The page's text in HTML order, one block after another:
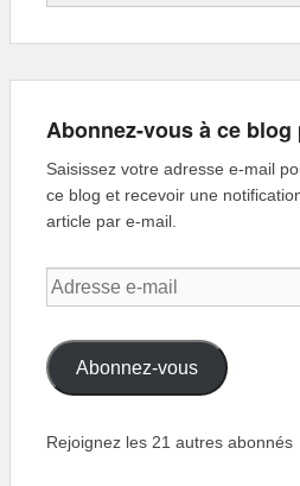
Abonnez-vous à ce blog
Saisissez votre adresse e-mail
ce blog et recevoir une
article par e-mail.
Adresse
e-
Abonnez-vous
Rejoignez les 21 autres abonnés